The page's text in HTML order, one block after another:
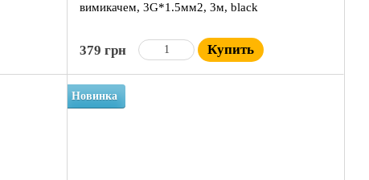
вимикачем, 3G*1.5мм2, 3м, black
379 грн Купить
Новинка